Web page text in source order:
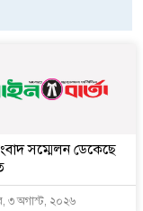
সম্মেলন ডেকেছে
৩ অগাস্ট, ২০২৬